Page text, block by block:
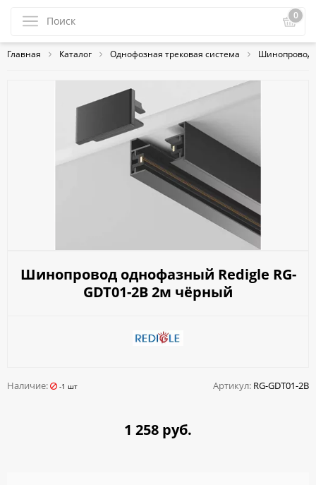
0
Главная Каталог Однофозная трековая система Шинопровод
Шинопровод однофазный Redigle RG-
GDT01-2B 2м чёрный
Наличие: -1 шт Артикул: RG-GDT01-2B
1 258 руб.